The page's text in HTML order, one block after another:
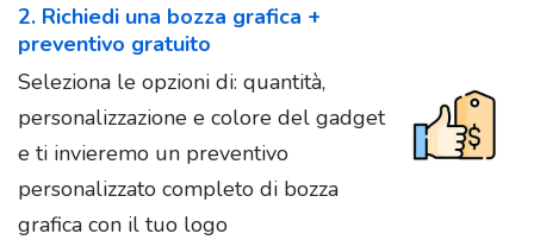
2. Richiedi una bozza grafica +
preventivo gratuito
Seleziona le opzioni di: quantità,
personalizzazione e colore del gadget
e ti invieremo un preventivo
personalizzato completo di bozza
grafica con il tuo logo